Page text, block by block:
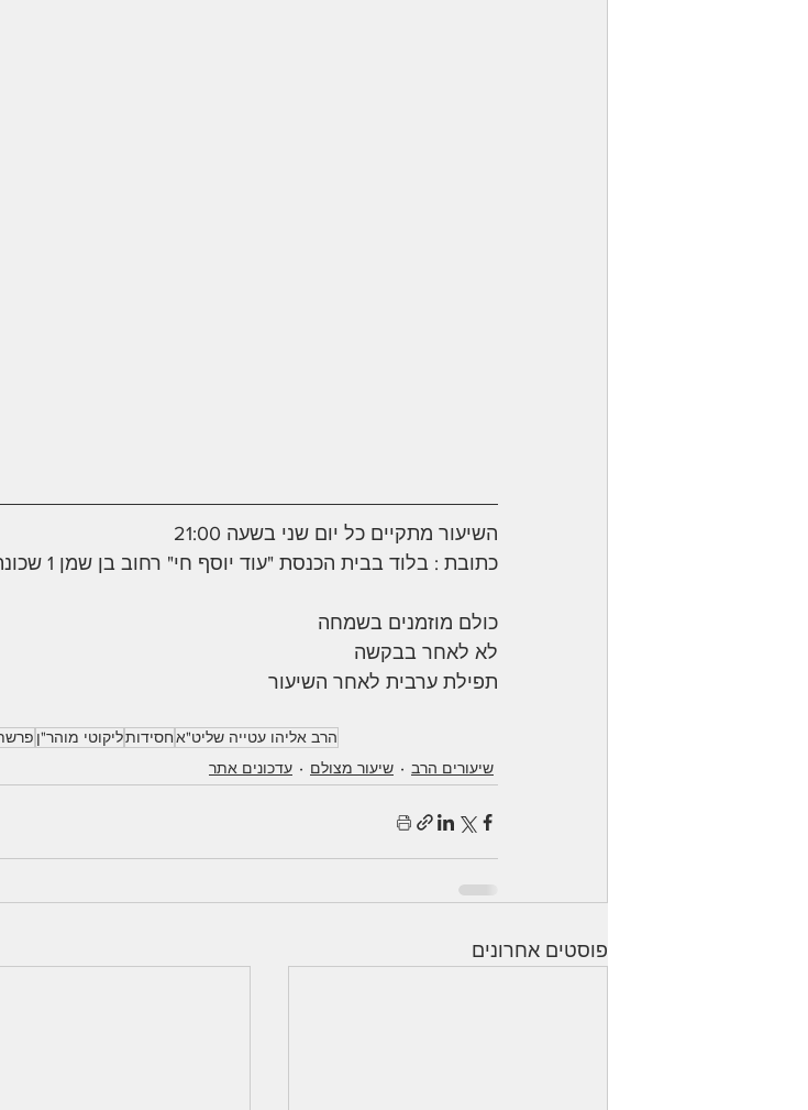
השיעור מתקיים כל יום שני בשעה 21:00
כתובת : בלוד בבית הכנסת "עוד יוסף חי" רחוב בן שמן 1 שכונת גני יער
כולם מוזמנים בשמחה
לא לאחר בבקשה
תפילת ערבית לאחר השיעור
הרב אליהו עטייה שליט"אחסידותליקוטי מוהר"ן
שיעורים הרב
שיעור מצולם עדכונים אתר
פוסטים אחרונים